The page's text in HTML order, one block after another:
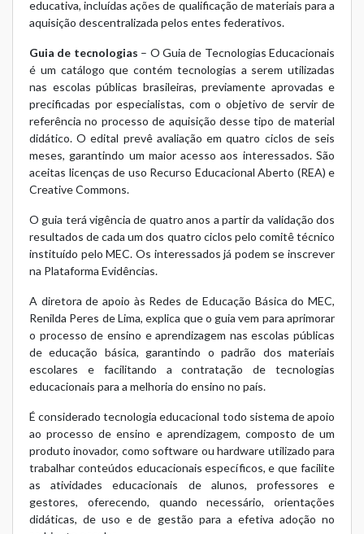
educativa, incluídas ações de qualificação de materiais para a
aquisição descentralizada pelos entes federativos.
Guia de tecnologias – O Guia de Tecnologias Educacionais
é um catálogo que contém tecnologias a serem utilizadas
nas escolas públicas brasileiras, previamente aprovadas e
precificadas por especialistas, com o objetivo de servir de
referência no processo de aquisição desse tipo de material
didático. O edital prevê avaliação em quatro ciclos de seis
meses, garantindo um maior acesso aos interessados. São
aceitas licenças de uso Recurso Educacional Aberto (REA) e
Creative Commons.
O guia terá vigência de quatro anos a partir da validação dos
resultados de cada um dos quatro ciclos pelo comitê técnico
instituído pelo MEC. Os interessados já podem se inscrever
na Plataforma Evidências.
A diretora de apoio às Redes de Educação Básica do MEC,
Renilda Peres de Lima, explica que o guia vem para aprimorar
o processo de ensino e aprendizagem nas escolas públicas
de educação básica, garantindo o padrão dos materiais
escolares e facilitando a contratação de tecnologias
educacionais para a melhoria do ensino no país.
É considerado tecnologia educacional todo sistema de apoio
ao processo de ensino e aprendizagem, composto de um
produto inovador, como software ou hardware utilizado para
trabalhar conteúdos educacionais específicos, e que facilite
as atividades educacionais de alunos, professores e
gestores, oferecendo, quando necessário, orientações
didáticas, de uso e de gestão para a efetiva adoção no